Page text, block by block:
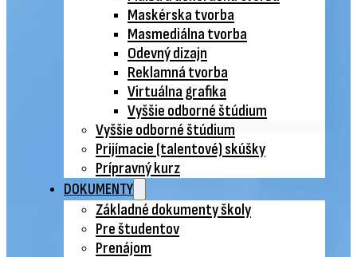
Maskérska tvorba
Masmediálna tvorba
Odevný dizajn
Reklamná tvorba
Virtuálna grafika
Vyššie odborné štúdium
Vyššie odborné štúdium
Prijímacie (talentové) skúšky
Prípravný kurz
DOKUMENTY
Základné dokumenty školy
Pre študentov
Prenájom